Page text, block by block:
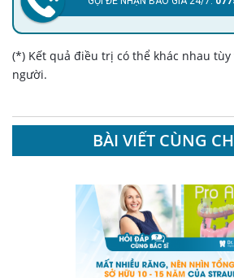
(*) Kết quả điều trị có thể khác nhau
người.
BÀI VIẾT CÙNG